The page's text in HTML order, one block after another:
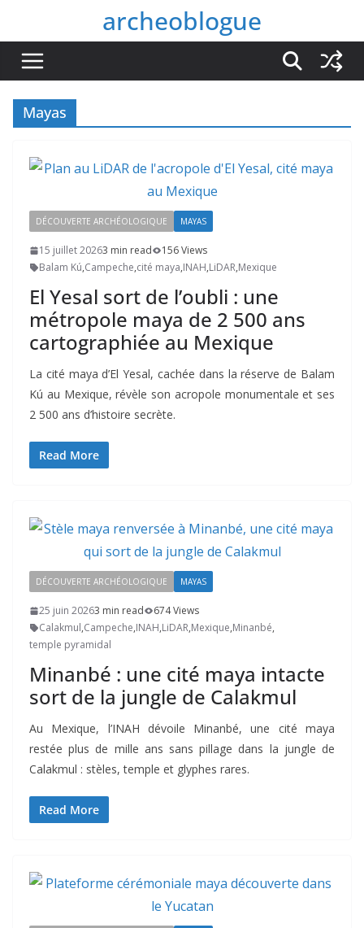
contenu
archeoblogue
Mayas
DÉCOUVERTE ARCHÉOLOGIQUE MAYAS
15 juillet 20263 min read
156 Views
Balam Kú,Campeche,cité maya,INAH,LiDAR,Mexique
El Yesal sort de l’oubli : une
métropole maya de 2 500 ans
cartographiée au Mexique
La cité maya d’El Yesal, cachée dans la réserve de Balam
Kú au Mexique, révèle son acropole monumentale et ses
2 500 ans d’histoire secrète.
Read More
DÉCOUVERTE ARCHÉOLOGIQUE MAYAS
25 juin 20263 min read
674 Views
Calakmul,Campeche,INAH,LiDAR,Mexique,Minanbé,
temple pyramidal
Minanbé : une cité maya intacte
sort de la jungle de Calakmul
Au Mexique, l’INAH dévoile Minanbé, une cité maya
restée plus de mille ans sans pillage dans la jungle de
Calakmul : stèles, temple et glyphes rares.
Read More